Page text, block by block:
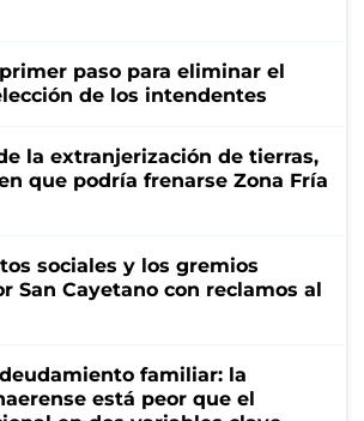
paso para eliminar el
de los intendentes
la extranjerización de tierras,
que podría frenarse Zona Fría
sociales y los gremios
San Cayetano con reclamos al
familiar: la
está peor que el